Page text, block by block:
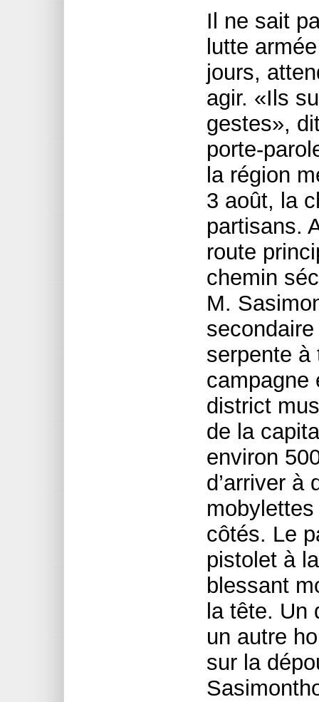
Il ne sait
lutte
jours,
agir. «Ils
gestes»,
porte-
la région
3 août, la
partisans.
route
chemin
M.
serpente à
campagne
district
de la
environ
d’arriver à
côtés. Le
pistolet à
blessant
la tête. Un
un autre
sur la